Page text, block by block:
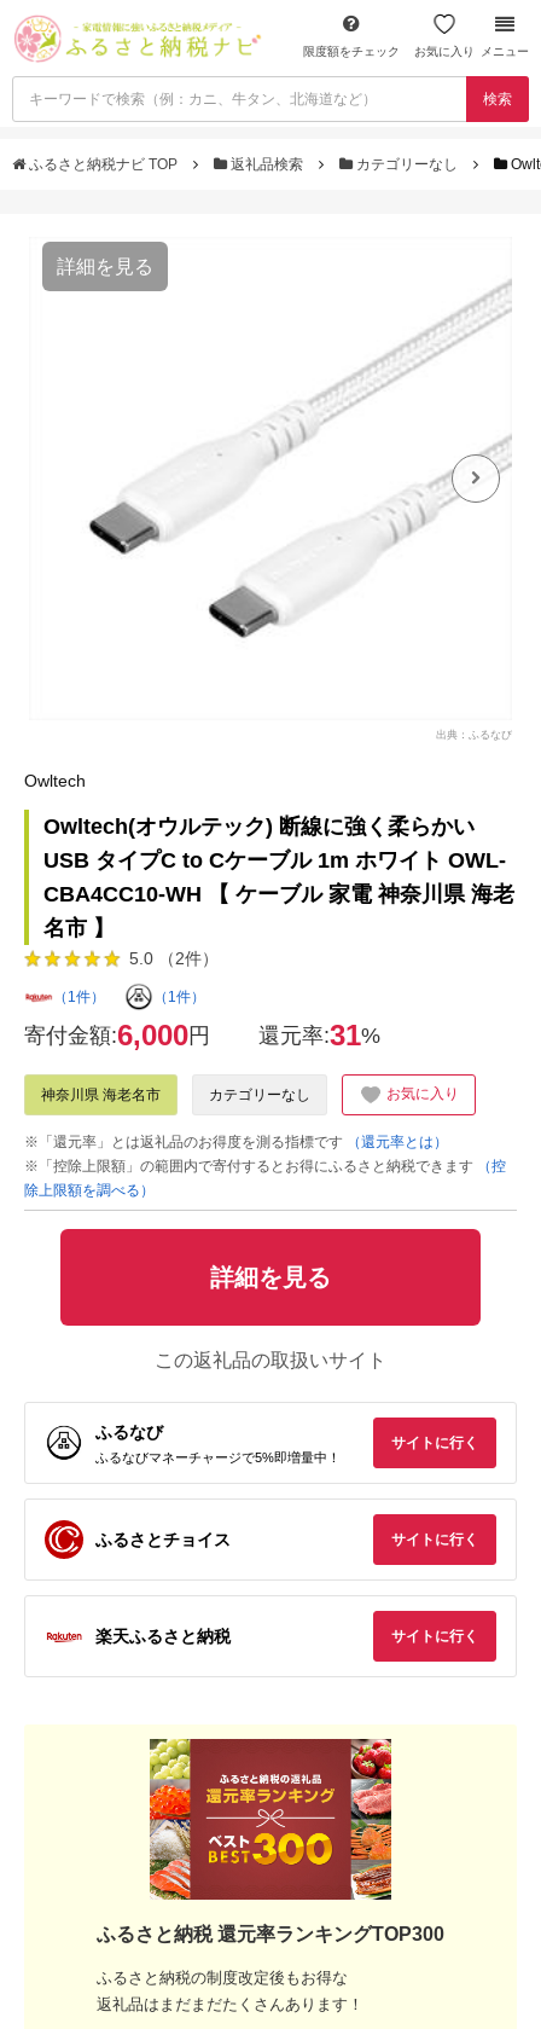
限度額をチェック お気に入り メニュー
検索
ふるさと納税ナビ TOP 返礼品検索 カテゴリーなし
詳細を見る
出典：ふるなび
Owltech
Owltech(オウルテック) 断線に強く柔らかい
USB タイプC to Cケーブル 1m ホワイト OWL-
CBA4CC10-WH 【 ケーブル 家電 神奈川県 海老
名市 】
5.0 （2件）
（1件） （1件）
寄付金額:6,000円 還元率:31%
神奈川県 海老名市 カテゴリーなし お気に入り
※「還元率」とは返礼品のお得度を測る指標です
（還元率とは）
※「控除上限額」の範囲内で寄付するとお得にふるさと納税できます
（控
除上限額を調べる）
詳細を見る
この返礼品の取扱いサイト
ふるなび
ふるなびマネーチャージで5%即増量中！
サイトに行く
ふるさとチョイス サイトに行く
楽天ふるさと納税 サイトに行く
ふるさと納税 還元率ランキングTOP300
ふるさと納税の制度改定後もお得な
返礼品はまだまだたくさんあります！